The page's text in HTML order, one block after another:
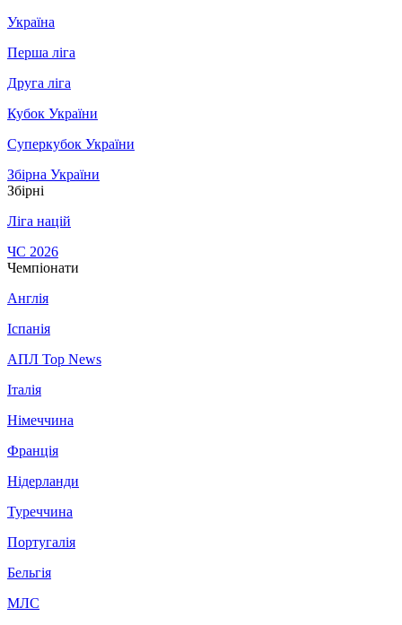
Україна
Перша ліга
Друга ліга
Кубок України
Суперкубок України
Збірна України
Збірні
Ліга націй
ЧС 2026
Чемпіонати
Англія
Іспанія
АПЛ Top News
Італія
Німеччина
Франція
Нідерланди
Туреччина
Португалія
Бельгія
МЛС